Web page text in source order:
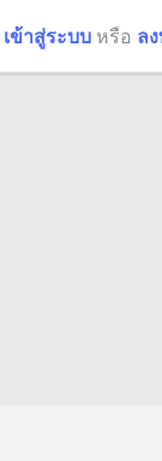
เข้าสู่ระบบ หรือ ล